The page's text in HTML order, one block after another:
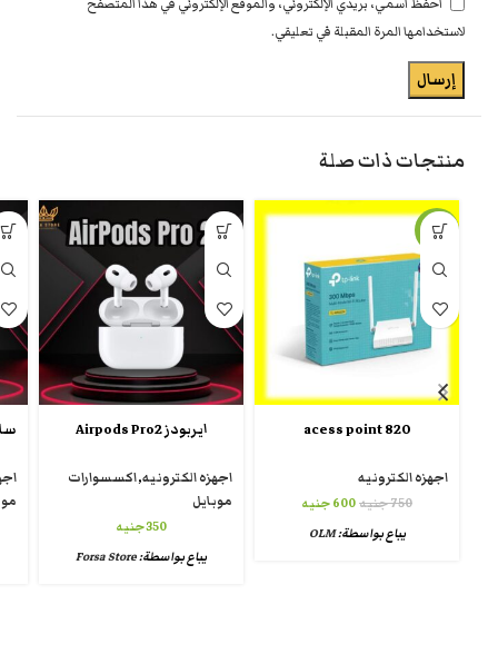
لاستخدامها المرة المقبلة في تعليقي.
منتجات ذات صلة
-20%
820 acess point
اجهزه الكترونيه
750جنيه600جنيه
يباع بواسطة:OLM
ايربودز Airpods Pro2
اجهزه الكترونيه,اكسسوارات
موبايل
350جنيه
يباع بواسطة:Forsa Store